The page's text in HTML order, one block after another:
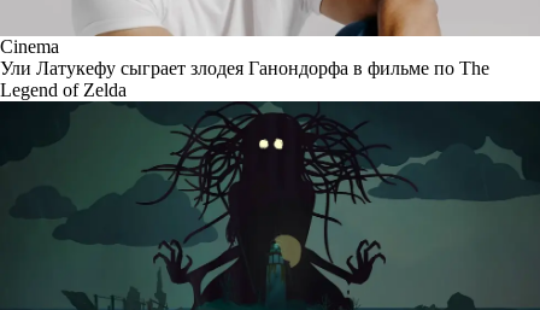
Cinema
Ули Латукефу сыграет злодея Ганондорфа в фильме по The
Legend of Zelda